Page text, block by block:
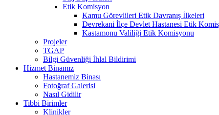
Etik Komisyon
Kamu Görevlileri Etik Davranış İlkeleri
Devrekani İlçe Devlet Hastanesi Etik
Kastamonu Valiliği Etik Komisyonu
Projeler
TGAP
Bilgi Güvenliği İhlal Bildirimi
Hizmet Binamız
Hastanemiz Binası
Fotoğraf Galerisi
Nasıl Gidilir
Tibbi Birimler
Klinikler